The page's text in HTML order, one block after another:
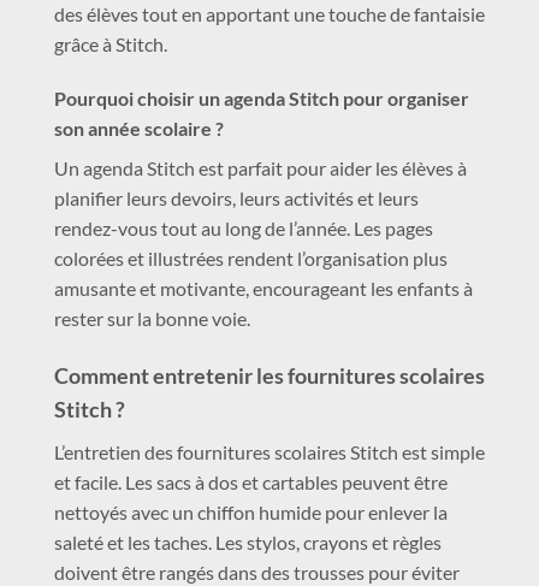
des élèves tout en apportant une touche de fantaisie
grâce à Stitch.
Pourquoi choisir un agenda Stitch pour organiser
son année scolaire ?
Un agenda Stitch est parfait pour aider les élèves à
planifier leurs devoirs, leurs activités et leurs
rendez-vous tout au long de l’année. Les pages
colorées et illustrées rendent l’organisation plus
amusante et motivante, encourageant les enfants à
rester sur la bonne voie.
Comment entretenir les fournitures scolaires
Stitch ?
L’entretien des fournitures scolaires Stitch est simple
et facile. Les sacs à dos et cartables peuvent être
nettoyés avec un chiffon humide pour enlever la
saleté et les taches. Les stylos, crayons et règles
doivent être rangés dans des trousses pour éviter